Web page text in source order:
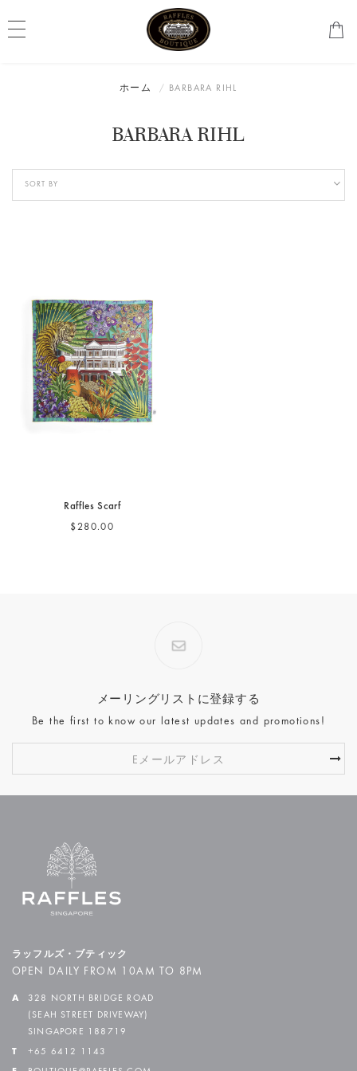
ホーム BARBARA RIHL
BARBARA RIHL
Raffles Scarf
$280.00
メーリングリストに登録する
Be the first to know our latest updates and promotions!
ラッフルズ・ブティック
OPEN DAILY FROM 10AM TO 8PM
A
328 NORTH BRIDGE ROAD
(SEAH STREET DRIVEWAY)
SINGAPORE 188719
T +65 6412 1143